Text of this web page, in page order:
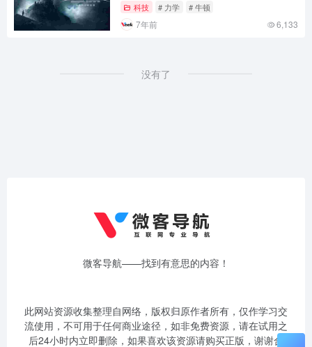
科技 # 力学 # 牛顿
7年前 6,133
没有了
微客导航——找到有意思的内容！
此网站资源收集整理自网络，版权归原作者所有，仅作学习交
流使用，不可用于任何商业途径，如非免费资源，请在试用之
后24小时内立即删除，如果喜欢该资源请购买正版，谢谢合